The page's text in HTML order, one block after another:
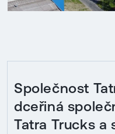
Společnost
dceřiná
Tatra Trucks a